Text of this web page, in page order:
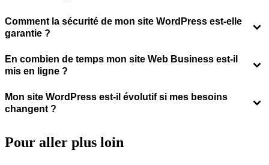
Comment la sécurité de mon site WordPress est-elle
garantie ?
En combien de temps mon site Web Business est-il
mis en ligne ?
Mon site WordPress est-il évolutif si mes besoins
changent ?
Pour aller plus loin